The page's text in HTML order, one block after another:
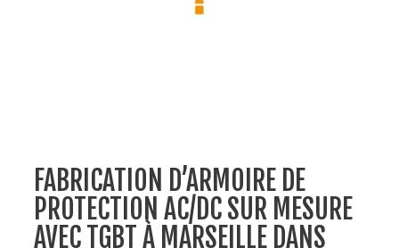
FABRICATION D’ARMOIRE DE
PROTECTION AC/DC SUR MESURE
AVEC TGBT À MARSEILLE DANS